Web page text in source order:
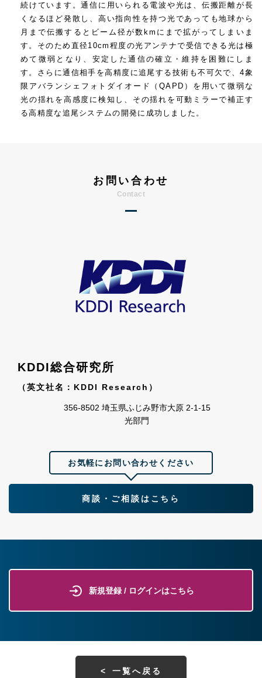
続けています。通信に用いられる電波や光は、伝搬距離が長
くなるほど発散し、高い指向性を持つ光であっても地球から
月まで伝搬するとビーム径が数kmにまで拡がってしまいま
す。そのため直径10cm程度の光アンテナで受信できる光は極
めて微弱となり、安定した通信の確立・維持を困難にしま
す。さらに通信相手を高精度に追尾する技術も不可欠で、4象
限アバランシェフォトダイオード（QAPD）を用いて微弱な
光の揺れを高感度に検知し、その揺れを可動ミラーで補正す
る高精度な追尾システムの開発に成功しました。
お問い合わせ
KDDI総合研究所
（英文社名：KDDI Research）
356-8502 埼⽟県ふじみ野市⼤原 2-1-15
光部門
お気軽にお問い合わせください
商談・ご相談はこちら
新規登録 / ログインはこちら
一覧へ戻る